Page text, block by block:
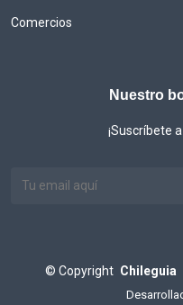
Comercios
Nuestro
¡Suscríbete
© Copyright Chileguia